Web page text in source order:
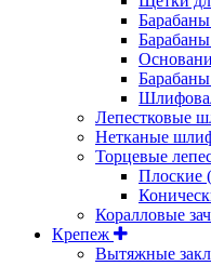
Барабаны
Лепестковые
Нетканые
Торцевые
Плоские
Коралловые
Крепеж
Вытяжные